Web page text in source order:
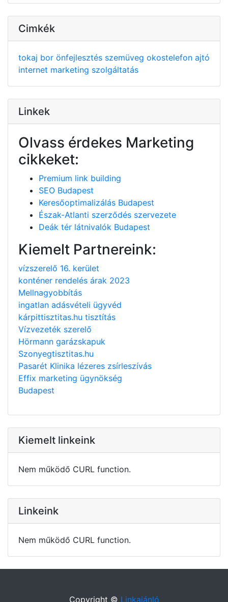
Cimkék
tokaj bor önfejlesztés szemüveg okostelefon ajtó
internet marketing szolgáltatás
Linkek
Olvass érdekes Marketing
cikkeket:
Premium link building
SEO Budapest
Keresőoptimalizálás Budapest
Észak-Atlanti szerződés szervezete
Deák tér látnivalók Budapest
Kiemelt Partnereink:
vízszerelő 16. kerület
konténer rendelés árak 2023
Mellnagyobbítás
ingatlan adásvételi ügyvéd
kárpittisztitas.hu tisztítás
Vízvezeték szerelő
Hörmann garázskapuk
Szonyegtisztitas.hu
Pasarét Klinika lézeres zsírleszívás
Effix marketing ügynökség
Budapest
Kiemelt linkeink
Nem működő CURL function.
Linkeink
Nem működő CURL function.
Copyright © Linkajánló